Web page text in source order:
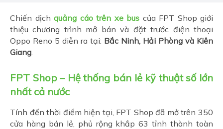
Chiến dịch quảng cáo trên xe bus của FPT Shop giới
thiệu chương trình mở bán và đặt trước điện thoại
Oppo Reno 5 diễn ra tại: Bắc Ninh, Hải Phòng và Kiên
Giang.
FPT Shop – Hệ thống bán lẻ kỹ thuật số lớn
nhất cả nước
Tính đến thời điểm hiện tại, FPT Shop đã mở trên 350
cửa hàng bán lẻ, phủ rộng khắp 63 tỉnh thành toàn